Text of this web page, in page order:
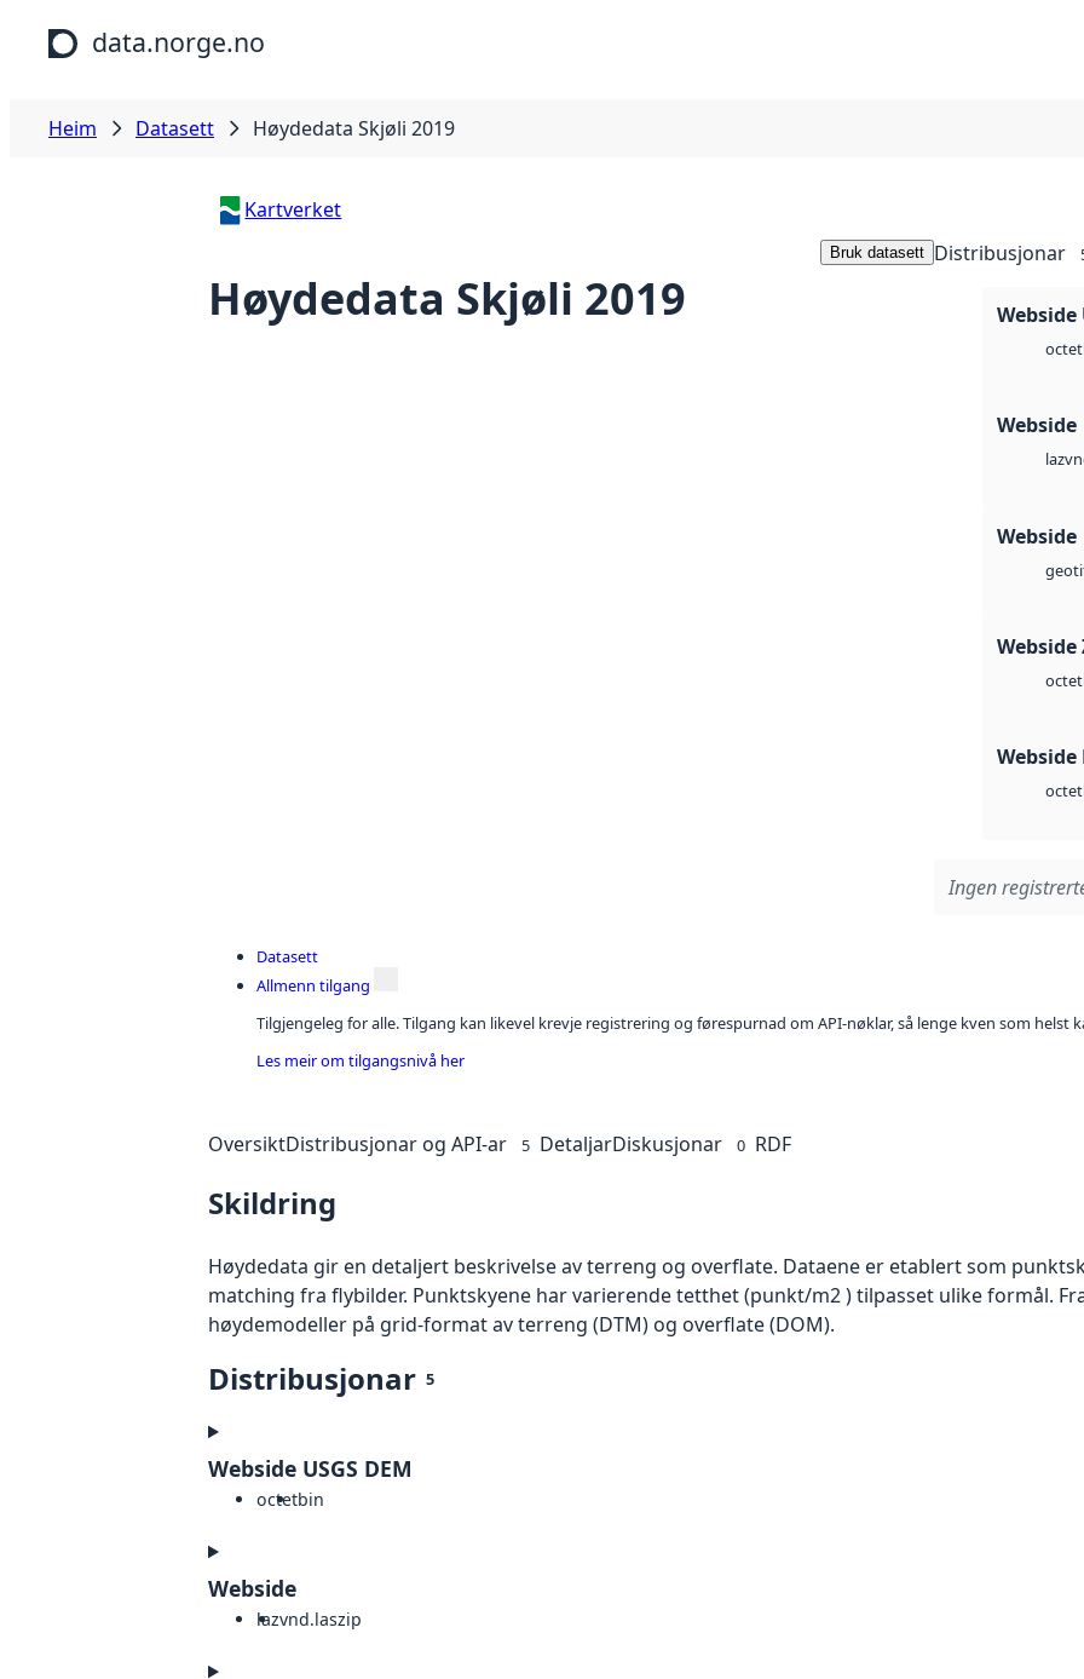
Hopp til hovudinnhald
data.norge.no
Heim Datasett Høydedata Skjøli 2019
Kartverket
Høydedata Skjøli 2019
Bruk datasett Distribusjonar
Webside
octet
Webside
laz
Webside
Webside
octet
Webside
octet
Ingen
Datasett
Allmenn tilgang
Tilgjengeleg for alle. Tilgang kan likevel krevje registrering og førespurnad om API-nøklar, så lenge kven som helst
Les meir om tilgangsnivå her
OversiktDistribusjonar og API-ar 5 DetaljarDiskusjonar 0 RDF
Skildring
Høydedata gir en detaljert beskrivelse av terreng og overflate. Dataene er etablert som
matching fra flybilder. Punktskyene har varierende tetthet (punkt/m2 ) tilpasset ulike formål.
høydemodeller på grid-format av terreng (DTM) og overflate (DOM).
Distribusjonar 5
Webside USGS DEM
octetbin
Webside
lazvnd.laszip